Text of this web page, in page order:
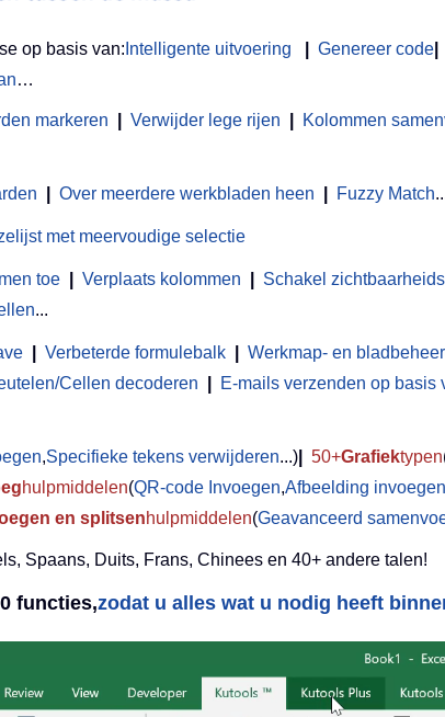
op basis van: Intelligente uitvoering Genereer code
…
markeren Verwijder lege rijen Kolommen
Over meerdere werkbladen heen Fuzzy Match
met meervoudige selectie
toe Verplaats kolommen Schakel
...
Verbeterde formulebalk Werkmap- en
Cellen decoderen E-mails verzenden op basis
,Specifieke tekens verwijderen...) 50+Grafiektypen
hulpmiddelen(QR-code Invoegen,Afbeelding
en splitsenhulpmiddelen(Geavanceerd
Spaans, Duits, Frans, Chinees en 40+ andere talen!
functies,zodat u alles wat u nodig heeft